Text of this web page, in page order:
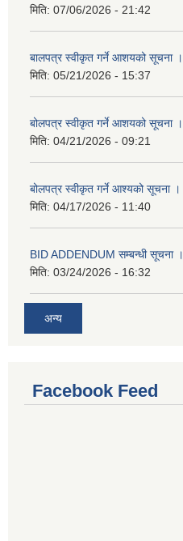
मिति: 07/06/2026 - 21:42
बालपत्र स्वीकृत गर्ने आशयको सूचना ।
मिति: 05/21/2026 - 15:37
बोलपत्र स्वीकृत गर्ने आशयको सूचना ।
मिति: 04/21/2026 - 09:21
बोलपत्र स्वीकृत गर्ने आश्यको सूचना ।
मिति: 04/17/2026 - 11:40
BID ADDENDUM सम्बन्धी सूचना ।
मिति: 03/24/2026 - 16:32
अन्य
Facebook Feed